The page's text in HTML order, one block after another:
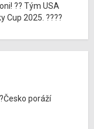
?? Tým USA
Cup 2025. ????
poráží